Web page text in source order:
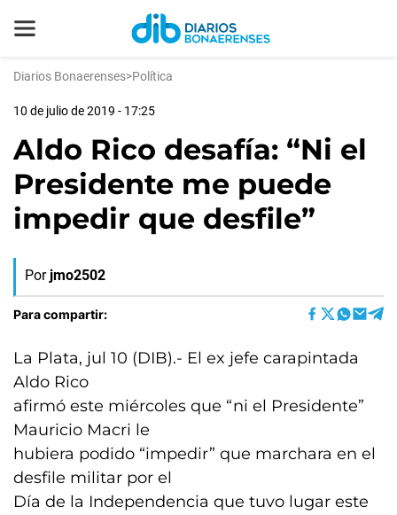
Diarios Bonaerenses>Política
10 de julio de 2019 - 17:25
Aldo Rico desafía: “Ni el
Presidente me puede
impedir que desfile”
Por jmo2502
Para compartir:
La Plata, jul 10 (DIB).- El ex jefe carapintada
Aldo Rico
afirmó este miércoles que “ni el Presidente”
Mauricio Macri le
hubiera podido “impedir” que marchara en el
desfile militar por el
Día de la Independencia que tuvo lugar este